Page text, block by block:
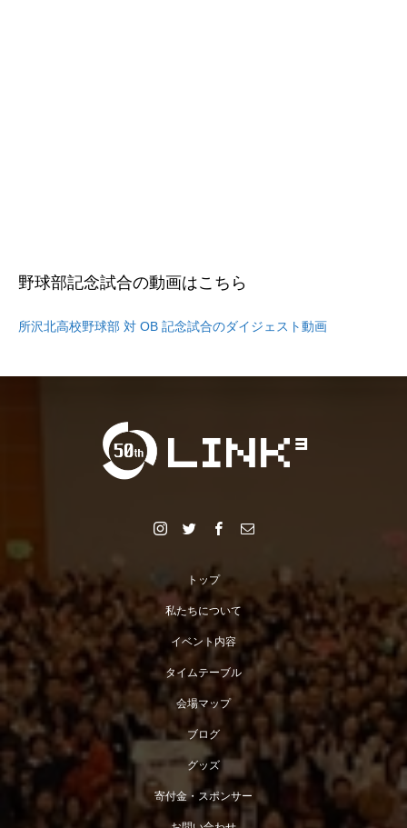
野球部記念試合の動画はこちら
所沢北高校野球部 対 OB 記念試合のダイジェスト動画
トップ
私たちについて
イベント内容
タイムテーブル
会場マップ
ブログ
グッズ
寄付金・スポンサー